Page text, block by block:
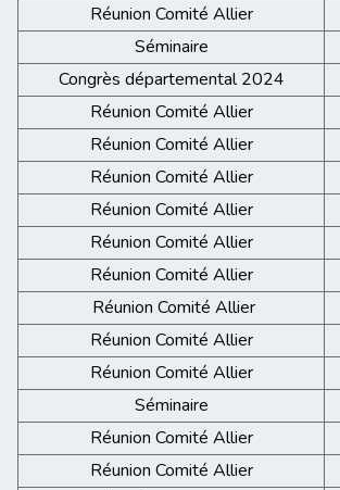
Réunion Comité Allier
Séminaire
Congrès départemental 2024
Réunion Comité Allier
Réunion Comité Allier
Réunion Comité Allier
Réunion Comité Allier
Réunion Comité Allier
Réunion Comité Allier
Réunion Comité Allier
Réunion Comité Allier
Réunion Comité Allier
Séminaire
Réunion Comité Allier
Réunion Comité Allier